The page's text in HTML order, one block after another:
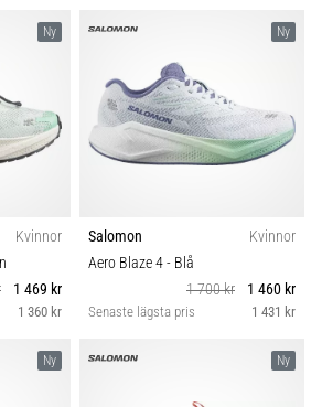
Ny
Kvinnor
1 469 kr
1 360 kr
Ny
Salomon
Kvinnor
Aero Blaze 4- Blå
1 700 kr
1 460 kr
Senaste lägsta pris 1 431 kr
Ny Ny